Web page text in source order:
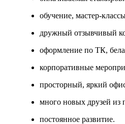
обучение, мастер-
дружный отзывчивый
оформление по ТК,
корпоративные
просторный, яркий
много новых друзей из
постоянное развитие.